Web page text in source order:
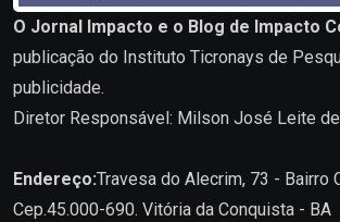
O Jornal Impacto e o Blog de Impacto
publicação do Instituto Ticronays de
publicidade.
Diretor Responsável: Milson José Leite
Endereço:Travesa do Alecrim, 73 - Bairro
Cep.45.000-690. Vitória da Conquista - BA